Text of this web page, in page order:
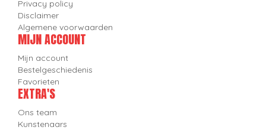
Privacy policy
Disclaimer
Algemene voorwaarden
MIJN ACCOUNT
Mijn account
Bestelgeschiedenis
Favorieten
EXTRA'S
Ons team
Kunstenaars